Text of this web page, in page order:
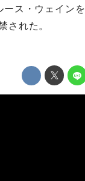
ース・ウェインを
された。